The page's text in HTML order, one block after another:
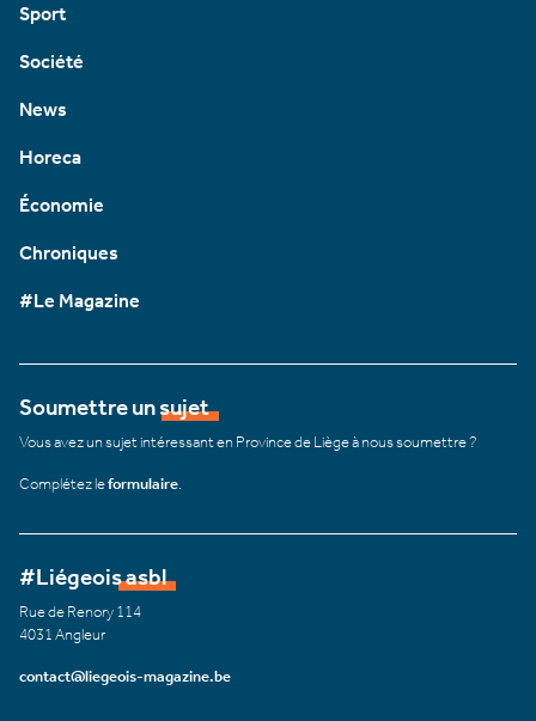
Sport
Société
News
Horeca
Économie
Chroniques
#Le Magazine
Soumettre un sujet
Vous avez un sujet intéressant en Province de Liège à nous soumettre ?
Complétez leformulaire
#Liégeois asbl
Rue de Renory 114
4031 Angleur
contact@liegeois-magazine.be